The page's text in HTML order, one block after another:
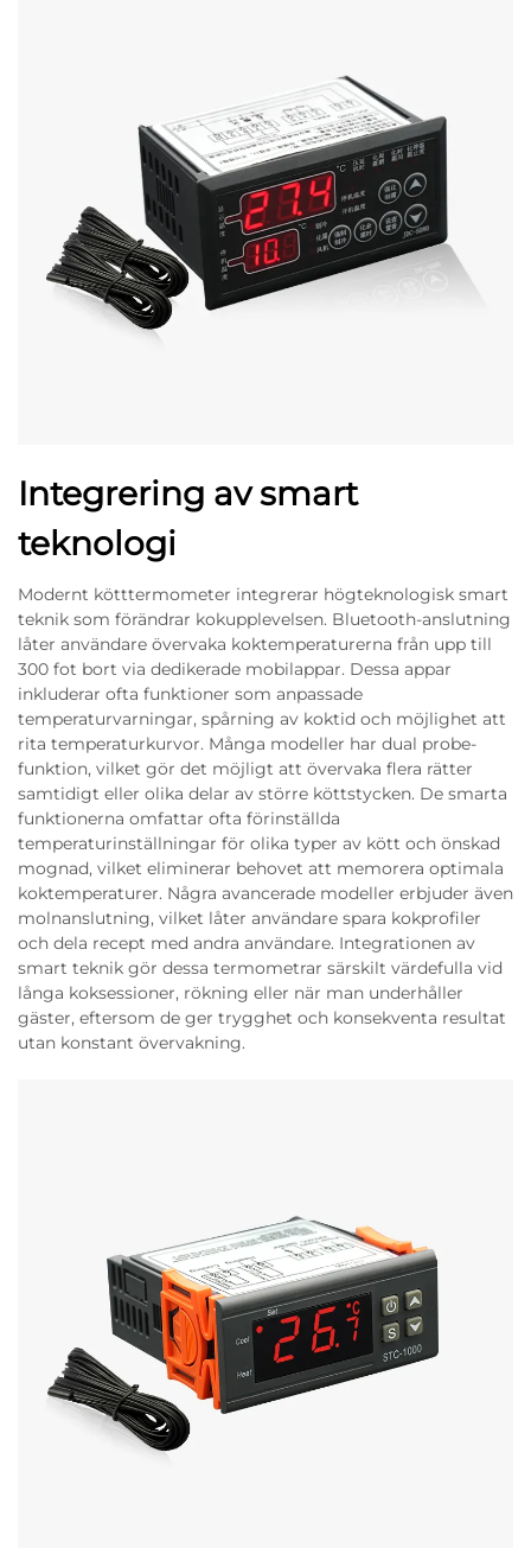
Integrering av smart
teknologi
Modernt kötttermometer integrerar högteknologisk smart
teknik som förändrar kokupplevelsen. Bluetooth-anslutning
låter användare övervaka koktemperaturerna från upp till
300 fot bort via dedikerade mobilappar. Dessa appar
inkluderar ofta funktioner som anpassade
temperaturvarningar, spårning av koktid och möjlighet att
rita temperaturkurvor. Många modeller har dual probe-
funktion, vilket gör det möjligt att övervaka flera rätter
samtidigt eller olika delar av större köttstycken. De smarta
funktionerna omfattar ofta förinställda
temperaturinställningar för olika typer av kött och önskad
mognad, vilket eliminerar behovet att memorera optimala
koktemperaturer. Några avancerade modeller erbjuder även
molnanslutning, vilket låter användare spara kokprofiler
och dela recept med andra användare. Integrationen av
smart teknik gör dessa termometrar särskilt värdefulla vid
långa koksessioner, rökning eller när man underhåller
gäster, eftersom de ger trygghet och konsekventa resultat
utan konstant övervakning.